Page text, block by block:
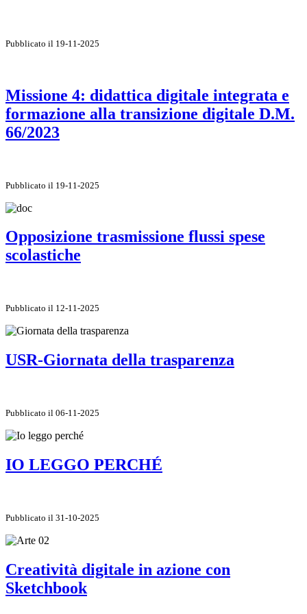
Pubblicato il 19-11-2025
Missione 4: didattica digitale integrata e
formazione alla transizione digitale D.M.
66/2023
Pubblicato il 19-11-2025
Opposizione trasmissione flussi spese
scolastiche
Pubblicato il 12-11-2025
USR-Giornata della trasparenza
Pubblicato il 06-11-2025
IO LEGGO PERCHÉ
Pubblicato il 31-10-2025
Creatività digitale in azione con
Sketchbook